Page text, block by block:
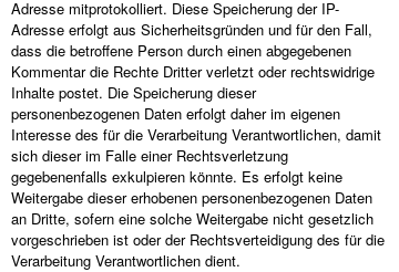
Adresse mitprotokolliert. Diese Speicherung der IP-
Adresse erfolgt aus Sicherheitsgründen und für den Fall,
dass die betroffene Person durch einen abgegebenen
Kommentar die Rechte Dritter verletzt oder rechtswidrige
Inhalte postet. Die Speicherung dieser
personenbezogenen Daten erfolgt daher im eigenen
Interesse des für die Verarbeitung Verantwortlichen, damit
sich dieser im Falle einer Rechtsverletzung
gegebenenfalls exkulpieren könnte. Es erfolgt keine
Weitergabe dieser erhobenen personenbezogenen Daten
an Dritte, sofern eine solche Weitergabe nicht gesetzlich
vorgeschrieben ist oder der Rechtsverteidigung des für die
Verarbeitung Verantwortlichen dient.